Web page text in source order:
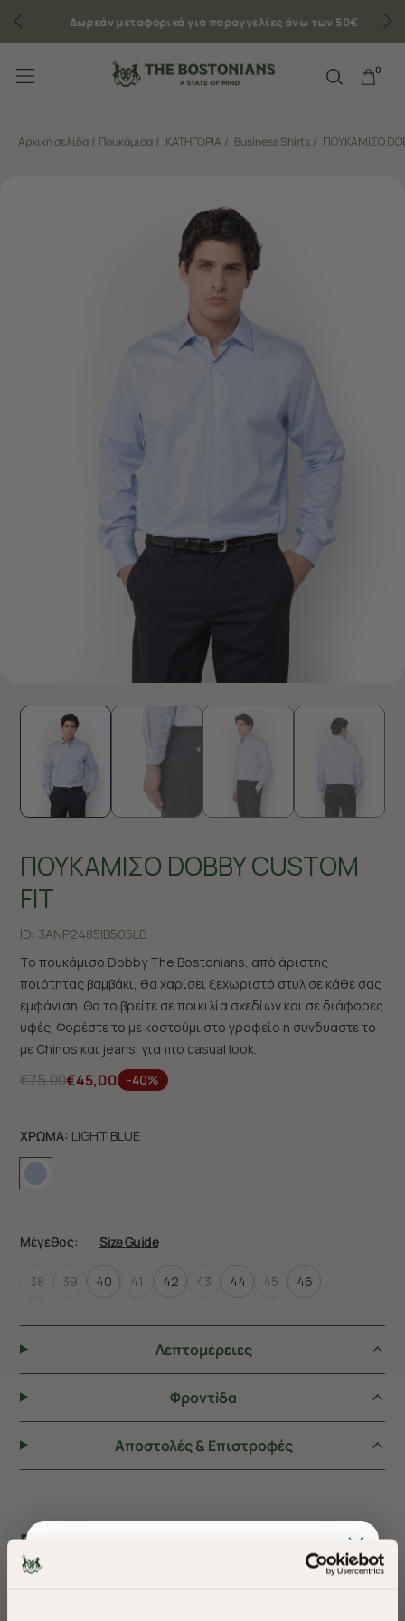
Δωρεάν μεταφορικά για παραγγελίες άνω των 50€
0
Αρχική σελίδα / Πουκάμισα / ΚΑΤΗΓΟΡΙΑ / Business Shirts / ΠΟΥΚΑΜΙΣΟ
ΠΟΥΚΑΜΙΣΟ DOBBY CUSTOM
FIT
ID: 3ANP2485|B505LB
Το πουκάμισο Dobby The Bostonians, από άριστης
ποιότητας βαμβάκι, θα χαρίσει ξεχωριστό στυλ σε κάθε σας
εμφάνιση. Θα το βρείτε σε ποικιλία σχεδίων και σε διάφορες
υφές. Φορέστε το με κοστούμι στο γραφείο ή συνδυάστε το
με Chinos και jeans, για πιο casual look.
€75,00€45,00 -40%
ΧΡΩΜΑ: LIGHT BLUE
Μέγεθος: Size Guide
38 39 40 41 42 43 44 45 46
Λεπτομέρειες
Φροντiδα
Αποστολές & Επιστροφές
ΠΡΟΤΕΙΝΟΥΜΕ ΓΙΑ ΕΣΑΣ